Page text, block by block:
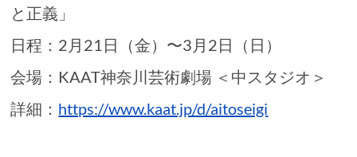
と正義」
日程：2月21日（金）〜3月2日（日）
会場：KAAT神奈川芸術劇場 ＜中スタジオ＞
詳細： https://www.kaat.jp/d/aitoseigi